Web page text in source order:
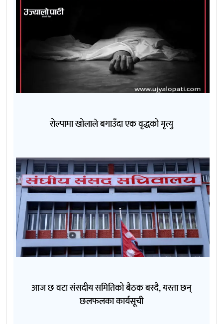
रोल्पामा खोलाले बगाउँदा एक वृद्धको मृत्यु
आज छ वटा संसदीय समितिको बैठक बस्दै, यस्ता छन्
छलफलका कार्यसूची